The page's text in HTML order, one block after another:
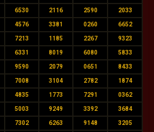
6530 2116 2590 2033
4576 3381 0260 6652
7213 1185 2267 9323
6331 8019 6080 5833
9590 2079 0651 8433
7008 3104 2782 1874
4835 1773 7291 0362
5003 9249 3392 3684
7302 6263 9148 3205